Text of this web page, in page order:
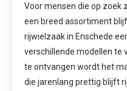
Voor mensen die op zoek
een breed assortiment
rijwielzaak in Enschede
verschillende modellen te
te ontvangen wordt het
die jarenlang prettig blijft